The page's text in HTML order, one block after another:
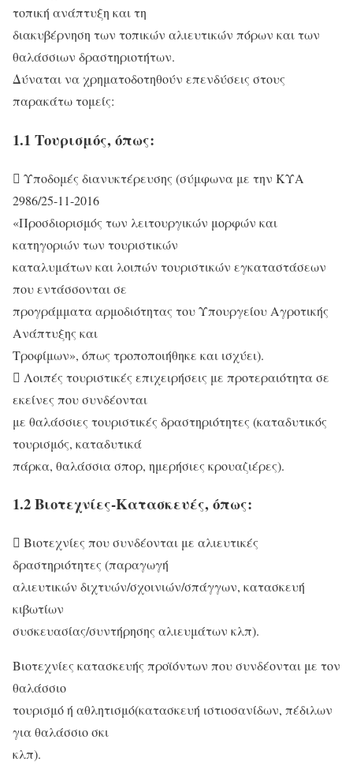
τοπική ανάπτυξη και τη
διακυβέρνηση των τοπικών αλιευτικών πόρων και των
θαλάσσιων δραστηριοτήτων.
Δύναται να χρηματοδοτηθούν επενδύσεις στους
παρακάτω τομείς:
1.1 Τουρισμός, όπως:
 Υποδομές διανυκτέρευσης (σύμφωνα με την ΚΥΑ
2986/25-11-2016
«Προσδιορισμός των λειτουργικών μορφών και
κατηγοριών των τουριστικών
καταλυμάτων και λοιπών τουριστικών εγκαταστάσεων
που εντάσσονται σε
προγράμματα αρμοδιότητας του Υπουργείου Αγροτικής
Ανάπτυξης και
Τροφίμων», όπως τροποποιήθηκε και ισχύει).
 Λοιπές τουριστικές επιχειρήσεις με προτεραιότητα σε
εκείνες που συνδέονται
με θαλάσσιες τουριστικές δραστηριότητες (καταδυτικός
τουρισμός, καταδυτικά
πάρκα, θαλάσσια σπορ, ημερήσιες κρουαζιέρες).
1.2 Βιοτεχνίες-Κατασκευές, όπως:
 Βιοτεχνίες που συνδέονται με αλιευτικές
δραστηριότητες (παραγωγή
αλιευτικών διχτυών/σχοινιών/σπάγγων, κατασκευή
κιβωτίων
συσκευασίας/συντήρησης αλιευμάτων κλπ).
Βιοτεχνίες κατασκευής προϊόντων που συνδέονται με τον
θαλάσσιο
τουρισμό ή αθλητισμό(κατασκευή ιστιοσανίδων, πέδιλων
για θαλάσσιο σκι
κλπ).